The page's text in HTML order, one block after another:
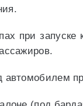
при
автомобилем